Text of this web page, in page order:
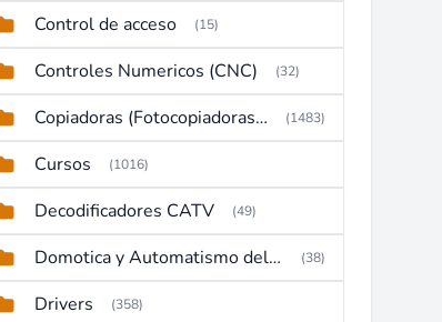
Control de acceso (15)
Controles Numericos (CNC) (32)
Copiadoras (Fotocopiadoras, Multifunctions, Ploter, etc) (1483)
Cursos (1016)
Decodificadores CATV (49)
Domotica y Automatismo del hogar (38)
Drivers (358)